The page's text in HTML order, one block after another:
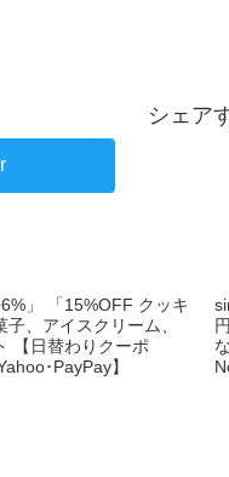
シェア
」 「15%OFF クッキ
子、アイスクリーム、
【日替わりクーポ
･PayPay】